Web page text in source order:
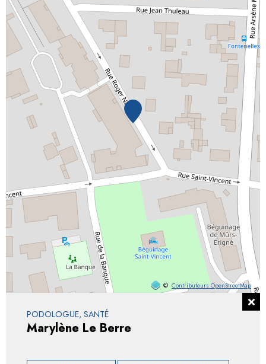
© Contributeurs OpenStreetMap
PODOLOGUE, SANTÉ
Marylène Le Berre